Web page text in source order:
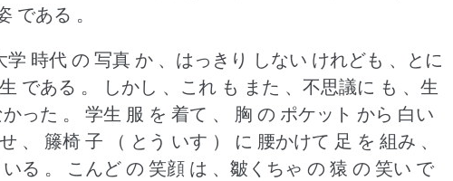
である 。
時代 の 写真 か 、はっきり しない けれども 、とに
である 。
しかし 、これ も また 、不思議に も 、生
った 。
学生 服 を 着て 、 胸 の ポケット から 白い
、 籐椅 子 （ とう いす ） に 腰かけて 足 を 組み 、
る 。
こんど の 笑顔 は 、皺くちゃ の 猿 の 笑い で